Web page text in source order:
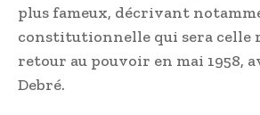
plus fameux, décrivant
constitutionnelle qui sera celle
retour au pouvoir en mai 1958,
Debré.